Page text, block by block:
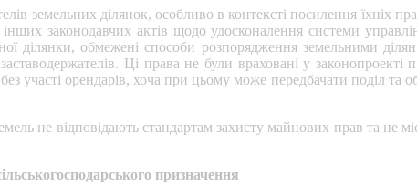
земельних ділянок, особливо в контексті посилення їхніх
законодавчих актів щодо удосконалення системи
ділянки, обмежені способи розпорядження земельними
Ці права не були враховані у
участі орендарів, хоча при цьому може передбачати поділ та
не відповідають стандартам захисту майнових прав та не
призначення